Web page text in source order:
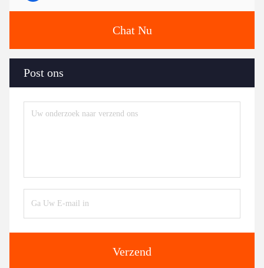
Chat Nu
Post ons
Verzend